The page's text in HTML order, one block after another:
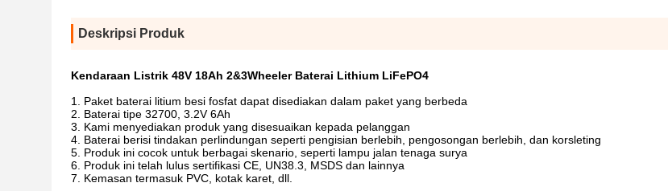
Deskripsi Produk
Kendaraan Listrik 48V 18Ah 2&3Wheeler Baterai Lithium LiFePO4
1. Paket baterai litium besi fosfat dapat disediakan dalam paket yang berbeda
2. Baterai tipe 32700, 3.2V 6Ah
3. Kami menyediakan produk yang disesuaikan kepada pelanggan
4. Baterai berisi tindakan perlindungan seperti pengisian berlebih, pengosongan berlebih, dan korsleting
5. Produk ini cocok untuk berbagai skenario, seperti lampu jalan tenaga surya
6. Produk ini telah lulus sertifikasi CE, UN38.3, MSDS dan lainnya
7. Kemasan termasuk PVC, kotak karet, dll.